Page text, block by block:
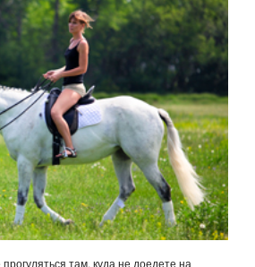
там, куда не доедете на